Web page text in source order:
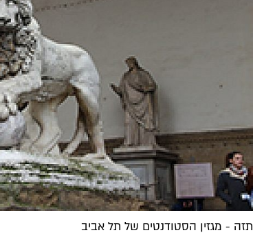
תזה - מגזין הסטודנטים של תל אביב